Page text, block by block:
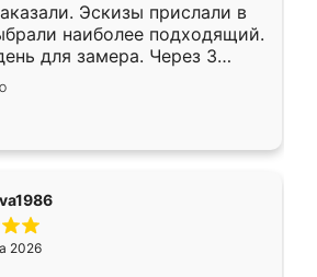
Эскизы прислали в
наиболее подходящий.
для замера. Через 3
уже готова. Остались
Спасибо Ренессанс
работу!
2026